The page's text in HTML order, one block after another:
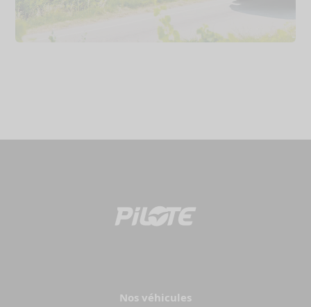
Nos véhicules